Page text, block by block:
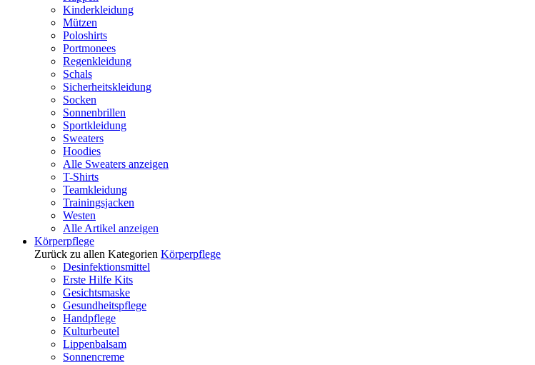
Kinderkleidung
Mützen
Poloshirts
Portmonees
Regenkleidung
Schals
Sicherheitskleidung
Socken
Sonnenbrillen
Sportkleidung
Sweaters
Hoodies
Alle Sweaters anzeigen
T-Shirts
Teamkleidung
Trainingsjacken
Westen
Alle Artikel anzeigen
Körperpflege
Zurück zu allen Kategorien Körperpflege
Desinfektionsmittel
Erste Hilfe Kits
Gesichtsmaske
Gesundheitspflege
Handpflege
Kulturbeutel
Lippenbalsam
Sonnencreme